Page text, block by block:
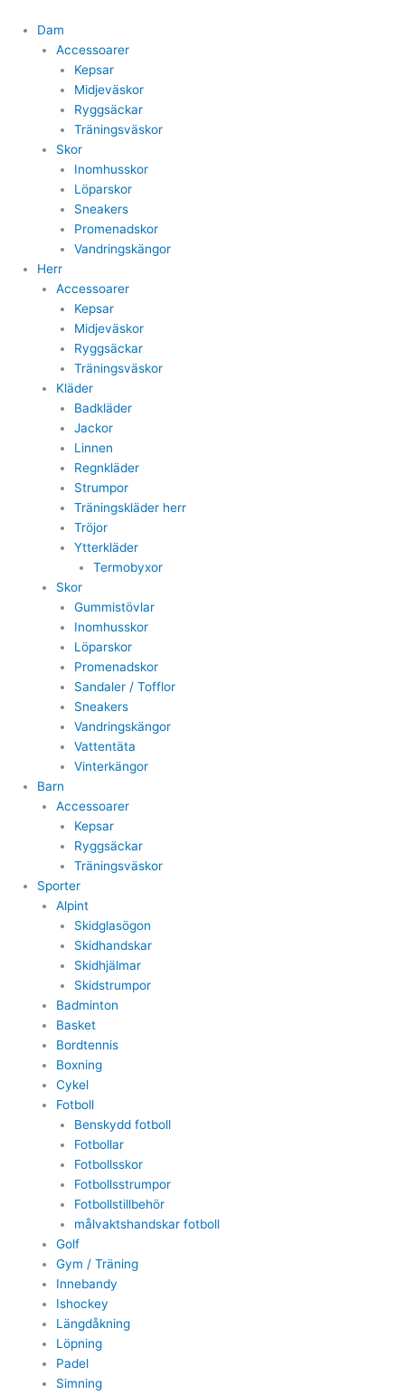
Dam
Accessoarer
Kepsar
Midjeväskor
Ryggsäckar
Träningsväskor
Skor
Inomhusskor
Löparskor
Sneakers
Promenadskor
Vandringskängor
Herr
Accessoarer
Kepsar
Midjeväskor
Ryggsäckar
Träningsväskor
Kläder
Badkläder
Jackor
Linnen
Regnkläder
Strumpor
Träningskläder herr
Tröjor
Ytterkläder
Termobyxor
Skor
Gummistövlar
Inomhusskor
Löparskor
Promenadskor
Sandaler / Tofflor
Sneakers
Vandringskängor
Vattentäta
Vinterkängor
Barn
Accessoarer
Kepsar
Ryggsäckar
Träningsväskor
Sporter
Alpint
Skidglasögon
Skidhandskar
Skidhjälmar
Skidstrumpor
Badminton
Basket
Bordtennis
Boxning
Cykel
Fotboll
Benskydd fotboll
Fotbollar
Fotbollsskor
Fotbollsstrumpor
Fotbollstillbehör
målvaktshandskar fotboll
Golf
Gym / Träning
Innebandy
Ishockey
Längdåkning
Löpning
Padel
Simning